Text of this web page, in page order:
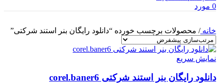
0 مورد
خانه/ محصولات برچسب خورده “دانلود رایگان بنر استند شرکتی”
نمایش سریع
دانلود رایگان بنر استند شرکتی corel.baner6